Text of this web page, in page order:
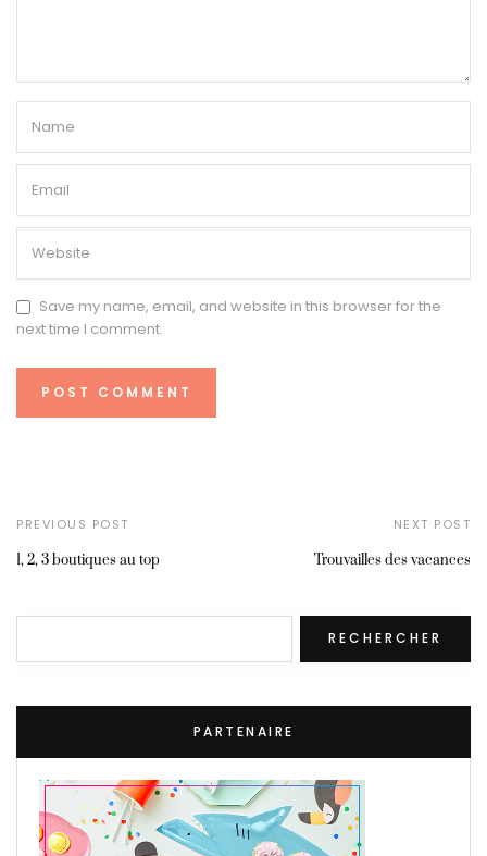
Save my name, email, and website in this browser for the
next time I comment.
PREVIOUS POST
1, 2, 3 boutiques au top
NEXT POST
Trouvailles des vacances
RECHERCHER
PARTENAIRE